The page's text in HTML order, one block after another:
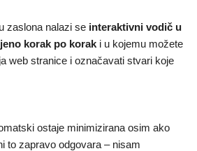
zaslona nalazi se interaktivni vodič u
korak po korak i u kojemu možete
web stranice i označavati stvari koje
ostaje minimizirana osim ako
to zapravo odgovara – nisam